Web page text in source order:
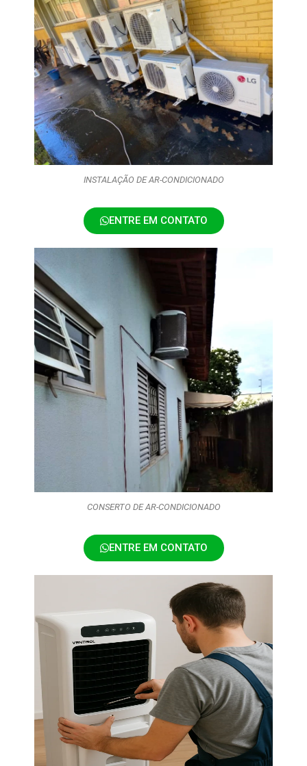
INSTALAÇÃO DE AR-CONDICIONADO
ENTRE EM CONTATO
CONSERTO DE AR-CONDICIONADO
ENTRE EM CONTATO